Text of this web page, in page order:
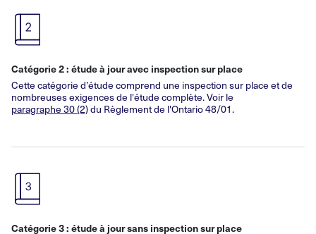
Catégorie2: étude à jour avec inspection sur place
Cette catégorie d’étude comprend une inspection sur place et de
nombreuses exigences de l'étude complète. Voir le
paragraphe30(2)du Règlement de l'Ontario48/01.
Catégorie3: étude à jour sans inspection sur place